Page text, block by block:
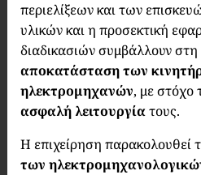
περιελίξεων και των
υλικών και η προσεκτική
διαδικασιών συμβάλλουν στη
αποκατάσταση των
ηλεκτρομηχανών, με στόχο
ασφαλή λειτουργίατους.
Η επιχείρηση παρακολουθεί
των